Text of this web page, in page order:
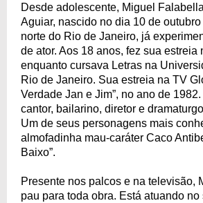
Desde adolescente, Miguel
Aguiar, nascido no dia 10 de
norte do Rio de Janeiro, já
de ator. Aos 18 anos, fez sua estreia
enquanto cursava Letras na
Rio de Janeiro. Sua estreia na TV
Verdade Jan e Jim”, no ano de
cantor, bailarino, diretor e
Um de seus personagens mais
almofadinha mau-caráter Caco
Baixo”.
Presente nos palcos e na televisão,
pau para toda obra. Está atuando